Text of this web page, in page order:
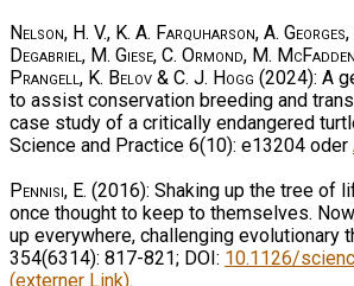
Nelson, H. V., K. A. Farquharson, A.
Degabriel, M. Giese, C. Ormond, M.
Prangell, K. Belov & C. J. Hogg (2024): A
to assist conservation breeding and
case study of a critically endangered
Science and Practice 6(10): e13204 oder
Pennisi, E. (2016): Shaking up the tree of
once thought to keep to themselves.
up everywhere, challenging evolutionary
354(6314): 817-821; DOI: 10.1126/
(externer Link).